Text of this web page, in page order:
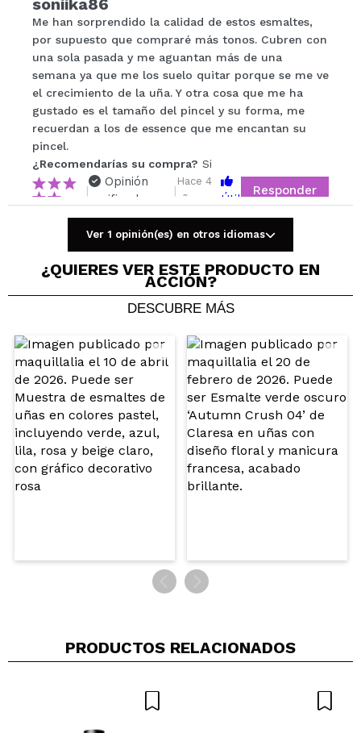
Compartir un vídeo o una foto
Tu vídeo podría ser el primero. Imagínatelo...
¿Recomendarías su compra? No
5/5
soniika86
Me han sorprendido la calidad de estos esmaltes,
por supuesto que compraré más tonos. Cubren con
una sola pasada y me aguantan más de una
semana ya que me los suelo quitar porque se me ve
el crecimiento de la uña. Y otra cosa que me ha
gustado es el tamaño del pincel y su forma, me
recuerdan a los de essence que me encantan su
pincel.
¿Recomendarías su compra? Si
|
Opinión
verificada
|
Hace 4
años
Útil
Responder
Erika
Color precioso y pigmenta muy bien
¿Recomendarías su compra?Si
verificada
años
Marta
102 es un true nude frio claro, precioso. El acabado
en brillo superelegante, con top coat de acabado
mate me encanta tambien. Perfecto para todo.
Tiene opacidad, una pasada es suficiente.
¿Recomendarías su compra? Si
mas especial
¿Recomendarías su compra?Si
Ver 1 opinión(es) en otros idiomas
¿QUIERES VER ESTE PRODUCTO EN
ACCIÓN?
DESCUBRE MÁS
PRODUCTOS RELACIONADOS